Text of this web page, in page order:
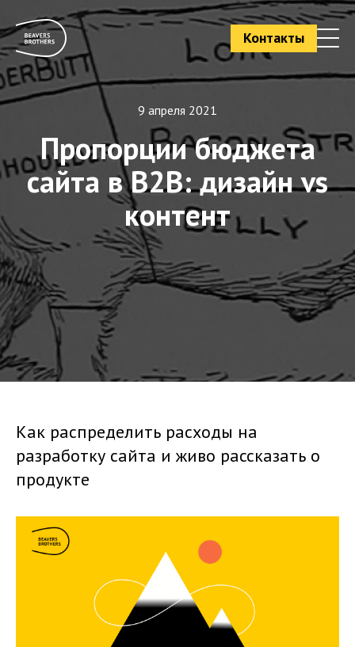
Контакты
9 апреля 2021
Пропорции бюджета
сайта в B2B: дизайн vs
контент
Как распределить расходы на
разработку сайта и живо рассказать о
продукте